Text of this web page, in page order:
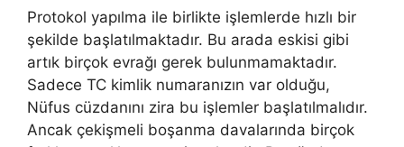
Protokol yapılma ile birlikte işlemlerde hızlı bir
şekilde başlatılmaktadır. Bu arada eskisi gibi
artık birçok evrağı gerek bulunmamaktadır.
Sadece TC kimlik numaranızın var olduğu,
Nüfus cüzdanını zira bu işlemler başlatılmalıdır.
Ancak çekişmeli boşanma davalarında birçok